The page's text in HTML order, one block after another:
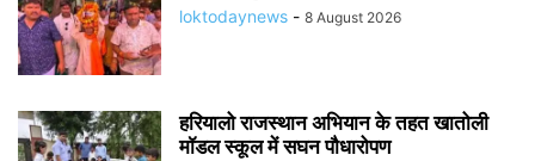
loktodaynews - 8 August 2026
हरियालो राजस्थान अभियान के तहत खातोली
मॉडल स्कूल में सघन पौधारोपण